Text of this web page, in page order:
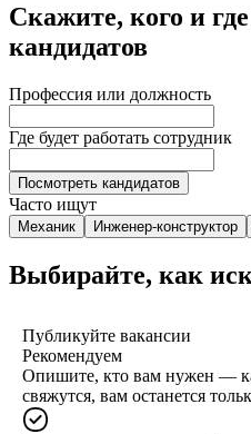
Скажите, кого и
кандидатов
Профессия или должность
Где будет работать сотрудник
Посмотреть кандидатов
Часто ищут
Механик Инженер-конструктор
Выбирайте, как
Публикуйте вакансии
Рекомендуем
Опишите, кто вам нужен —
свяжутся, вам останется